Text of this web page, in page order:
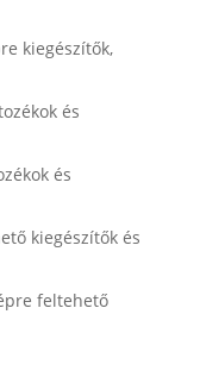
kiegészítők,
és
és
kiegészítők és
feltehető